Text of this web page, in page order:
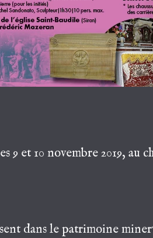
et 10 novembre 2019, au
dans le patrimoine